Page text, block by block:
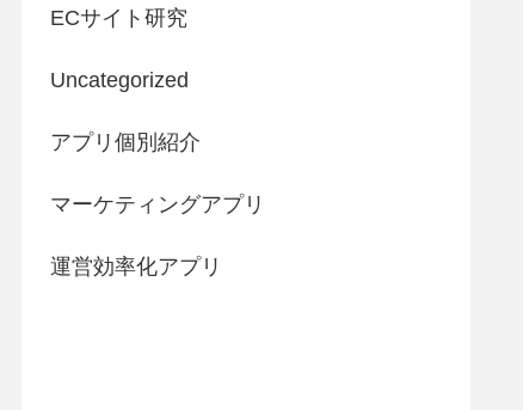
ECサイト研究
Uncategorized
アプリ個別紹介
マーケティングアプリ
運営効率化アプリ